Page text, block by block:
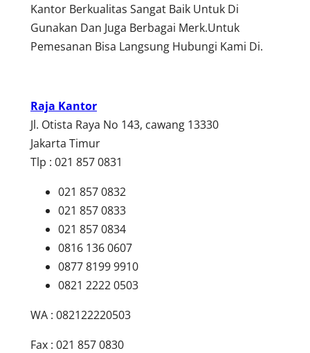
Kantor Berkualitas Sangat Baik Untuk Di
Gunakan Dan Juga Berbagai Merk.Untuk
Pemesanan Bisa Langsung Hubungi Kami Di.
Raja Kantor
Jl. Otista Raya No 143, cawang 13330
Jakarta Timur
Tlp : 021 857 0831
021 857 0832
021 857 0833
021 857 0834
0816 136 0607
0877 8199 9910
0821 2222 0503
WA : 082122220503
Fax : 021 857 0830